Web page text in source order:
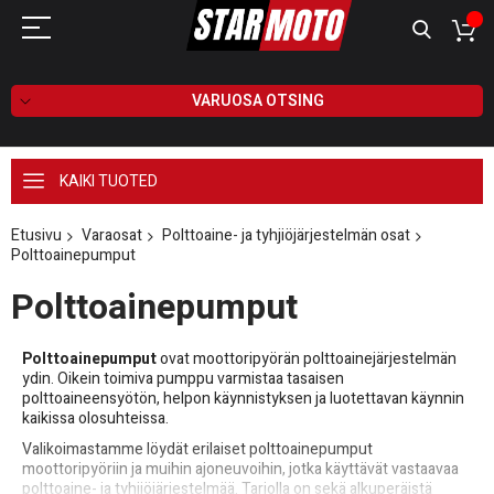
VARUOSA OTSING
KAIKI TUOTED
Etusivu Varaosat
Polttoaine- ja tyhjiöjärjestelmän osat
Polttoainepumput
Polttoainepumput
Polttoainepumputovat moottoripyörän polttoainejärjestelmän
ydin. Oikein toimiva pumppu varmistaa tasaisen
polttoaineensyötön, helpon käynnistyksen ja luotettavan käynnin
kaikissa olosuhteissa.
Valikoimastamme löydät erilaiset polttoainepumput
moottoripyöriin ja muihin ajoneuvoihin, jotka käyttävät vastaavaa
polttoaine- ja tyhjiöjärjestelmää. Tarjolla on sekä alkuperäistä